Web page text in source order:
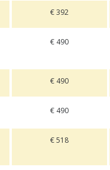
€ 392
€ 490
€ 490
€ 490
€ 518